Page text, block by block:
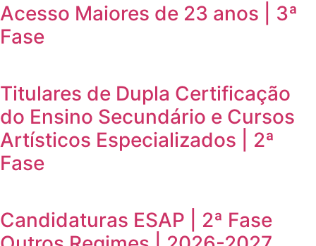
Acesso Maiores de 23 anos | 3ª
Fase
Titulares de Dupla Certificação
do Ensino Secundário e Cursos
Artísticos Especializados | 2ª
Fase
Candidaturas ESAP | 2ª Fase